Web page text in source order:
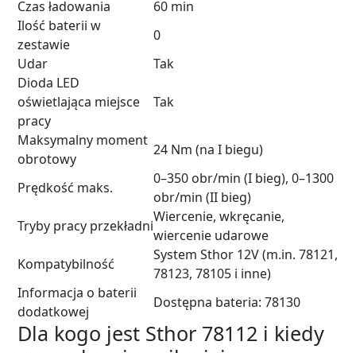
Czas ładowania
60 min
Ilość baterii w
zestawie
0
Udar
Tak
Dioda LED
oświetlająca miejsce
pracy
Tak
Maksymalny moment
obrotowy
24 Nm (na I biegu)
Prędkość maks.
0–350 obr/min (I bieg), 0–1300
obr/min (II bieg)
Tryby pracy przekładni
Wiercenie, wkręcanie,
wiercenie udarowe
Kompatybilność
System Sthor 12V (m.in. 78121,
78123, 78105 i inne)
Informacja o baterii
dodatkowej
Dostępna bateria: 78130
Dla kogo jest Sthor 78112 i kiedy